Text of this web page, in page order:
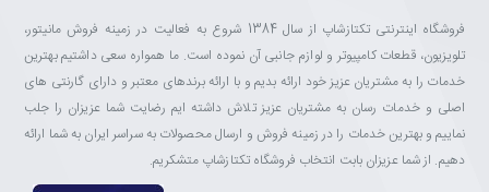
فروشگاه اینترنتی تکتازشاپ از سال 1384 شروع به فعالیت در زمینه فروش مانیتور،
تلویزیون، قطعات کامپیوتر و لوازم جانبی آن نموده است. ما همواره سعی داشتیم بهترین
خدمات را به مشتریان عزیز خود ارائه بدیم و با ارائه برندهای معتبر و دارای گارنتی های
اصلی و خدمات رسان به مشتریان عزیز تلاش داشته ایم رضایت شما عزیزان را جلب
نماییم و بهترین خدمات را در زمینه فروش و ارسال محصولات به سراسر ایران به شما ارائه
دهیم. از شما عزیزان بابت انتخاب فروشگاه تکتازشاپ متشکریم.